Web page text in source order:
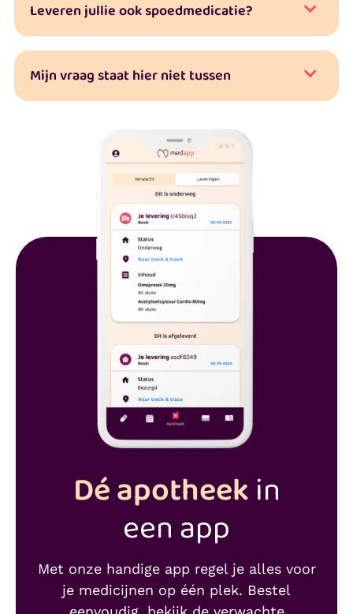
Leveren jullie ook spoedmedicatie?
Mijn vraag staat hier niet tussen
Dé apotheekin
een app
Met onze handige app regel je alles voor
je medicijnen op één plek. Bestel